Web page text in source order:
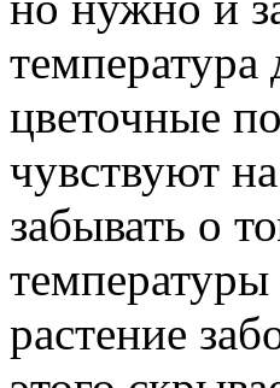
цветочные
чувствуют
забывать о
растение